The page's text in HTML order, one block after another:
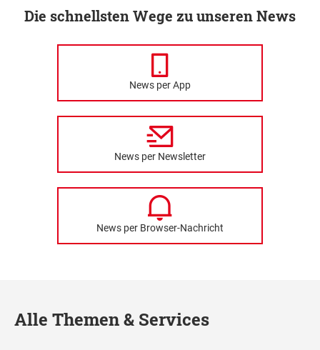
Die schnellsten Wege zu unseren News
News per App
News per Newsletter
News per Browser-Nachricht
Alle Themen & Services